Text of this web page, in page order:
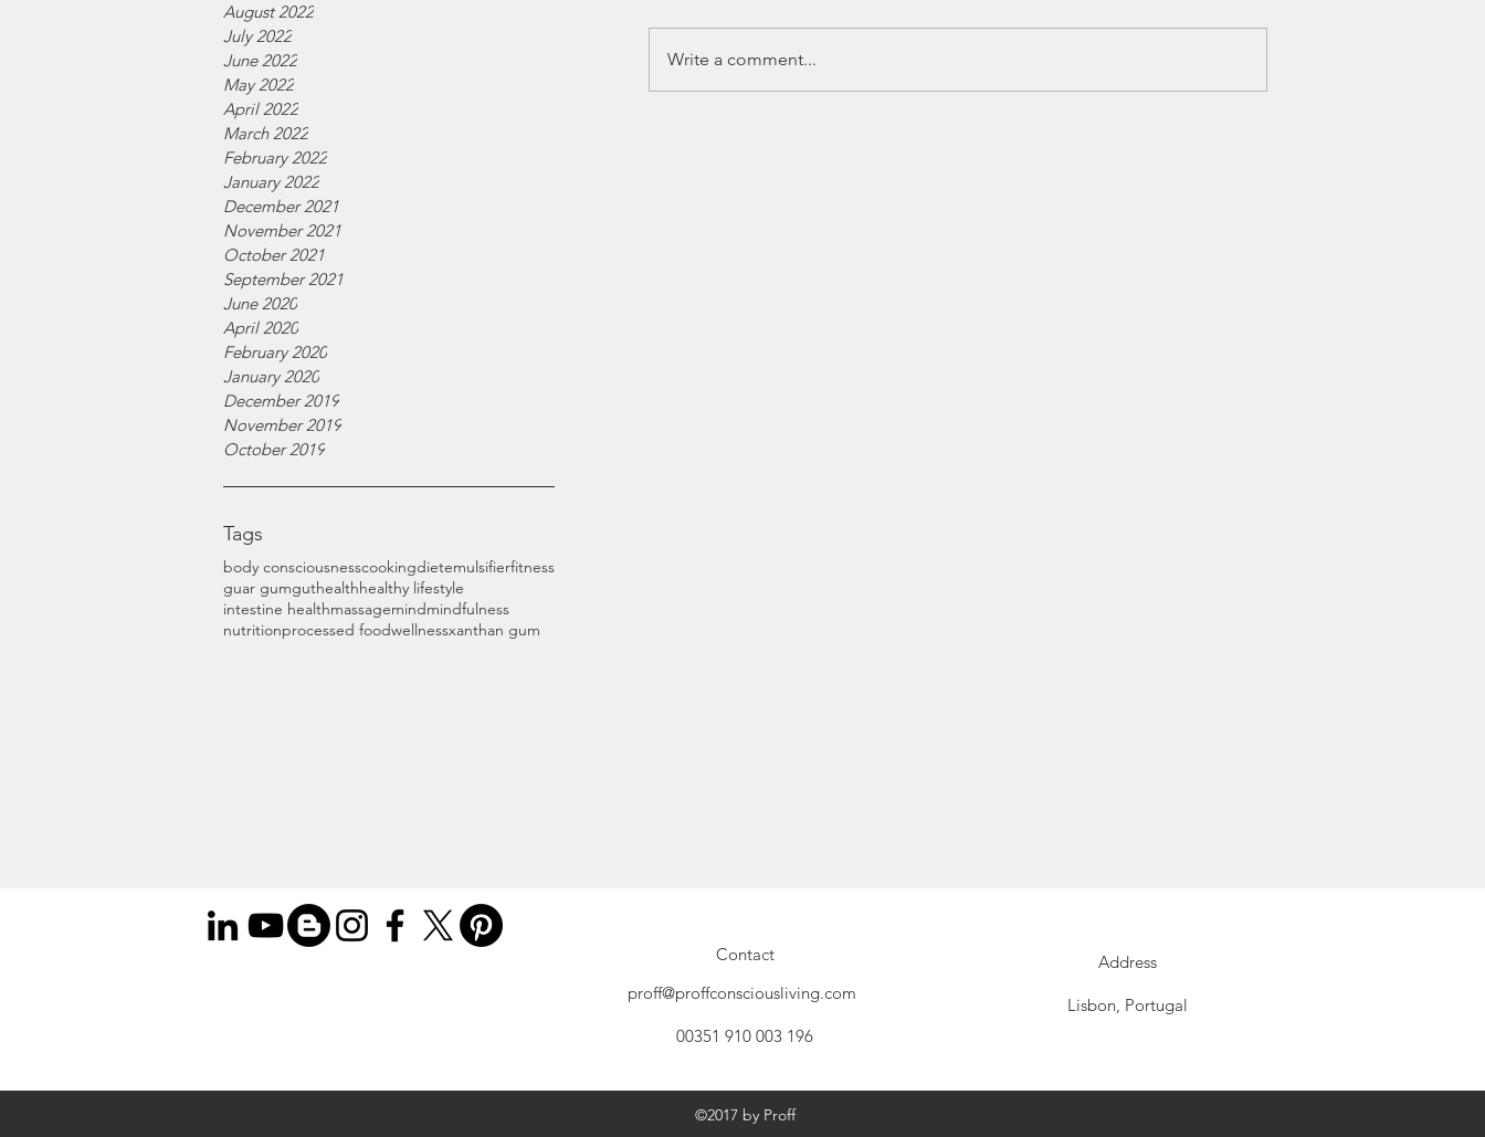
August 2022
July 2022
June 2022
May 2022
April 2022
March 2022
February 2022
January 2022
December 2021
November 2021
October 2021
September 2021
June 2020
April 2020
February 2020
January 2020
December 2019
November 2019
October 2019
Tags
body consciousnesscookingdietemulsifierfitness
guar gumguthealthhealthy lifestyle
intestine healthmassagemindmindfulness
nutritionprocessed foodwellnessxanthan gum
Write a comment...
Contact
proff@proffconsciousliving.com
Address
Lisbon, Portugal
00351 910 003 196
©2017 by Proff